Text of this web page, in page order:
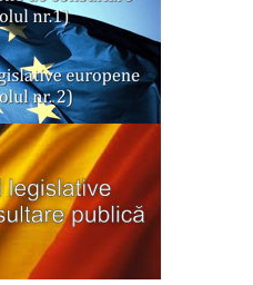
Comisiei pentru
Senatul României la
„ARC”